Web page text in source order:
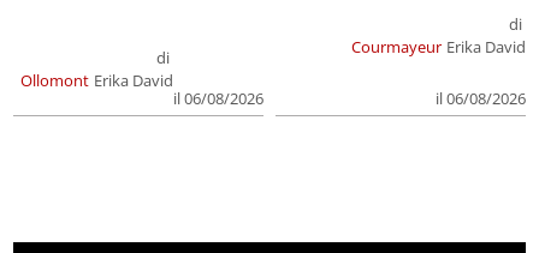
Ollomont
di
Erika David
il 06/08/2026
Courmayeur
di
Erika David
il 06/08/2026